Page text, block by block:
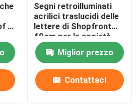
di
Segni retroilluminati
acrilici traslucidi delle
lettere di Shopfront
40cm per le società
Miglior prezzo
Contattaci